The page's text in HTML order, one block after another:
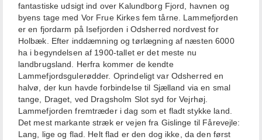
fantastiske udsigt ind over Kalundborg Fjord, havnen og
byens tage med Vor Frue Kirkes fem tårne. Lammefjorden
er en fjordarm på Isefjorden i Odsherred nordvest for
Holbæk. Efter inddæmning og tørlægning af næsten 6000
ha i begyndelsen af 1900-tallet er det meste nu
landbrugsland. Herfra kommer de kendte
Lammefjordsgulerødder. Oprindeligt var Odsherred en
halvø, der kun havde forbindelse til Sjælland via en smal
tange, Draget, ved Dragsholm Slot syd for Vejrhøj.
Lammefjorden fremtræder i dag som et fladt stykke land.
Det mest markante stræk er vejen fra Gislinge til Fårevejle:
Lang, lige og flad. Helt flad er den dog ikke, da den først